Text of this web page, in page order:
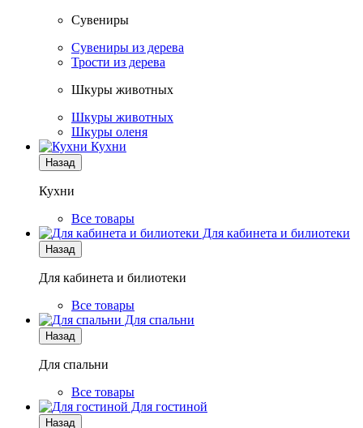
Сувениры
Сувениры из дерева
Трости из дерева
Шкуры животных
Шкуры животных
Шкуры оленя
Кухни
Назад
Кухни
Все товары
Для кабинета и билиотеки
Назад
Для кабинета и билиотеки
Все товары
Для спальни
Назад
Для спальни
Все товары
Для гостиной
Назад